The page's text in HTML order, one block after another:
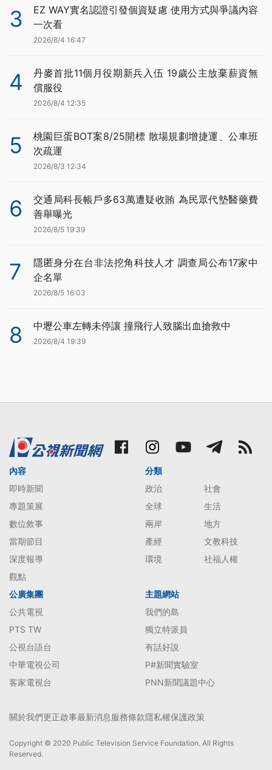
3
EZ WAY實名認證引發個資疑慮 使用方式與爭議內容
一次看
2026/8/4 16:47
4
丹麥首批11個月役期新兵入伍 19歲公主放棄薪資無
償服役
2026/8/4 12:35
5
桃園巨蛋BOT案8/25開標 散場規劃增捷運、公車班
次疏運
2026/8/3 12:34
6
交通局科長帳戶多63萬遭疑收賄 為民眾代墊醫藥費
善舉曝光
2026/8/5 19:39
7
隱匿身分在台非法挖角科技人才 調查局公布17家中
企名單
2026/8/5 16:03
8 中壢公車左轉未停讓 撞飛行人致腦出血搶救中
2026/8/4 19:39
內容
即時新聞
專題策展
數位敘事
當期節目
深度報導
觀點
分類
政治
社會
全球
生活
兩岸
地方
產經
文教科技
環境
社福人權
公廣集團
公共電視
PTS TW
公視台語台
中華電視公司
客家電視台
主題網站
我們的島
獨立特派員
有話好說
P#新聞實驗室
PNN新聞議題中心
關於我們更正啟事最新消息服務條款隱私權保護政策
Copyright © 2020 Public Television Service Foundation. All Rights
Reserved.